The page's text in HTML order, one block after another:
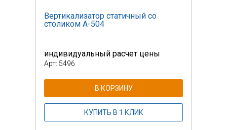
Вертикализатор статичный со
столиком А-504
индивидуальный расчет цены
Арт: 5496
В КОРЗИНУ
КУПИТЬ В 1 КЛИК